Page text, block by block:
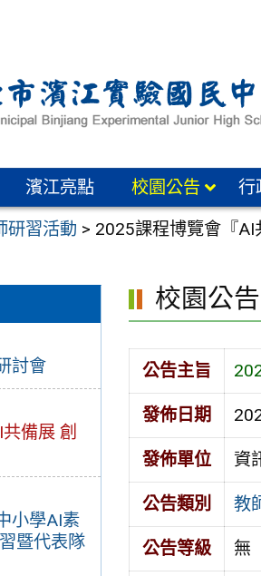
濱江亮點 校園公告 行
研習活動 > 2025課程博覽會『AI
討會
備展 創
小學AI素
暨代表隊
校園公告
公告主旨
發佈日期
發佈單位 資
公告類別 教
公告等級 無